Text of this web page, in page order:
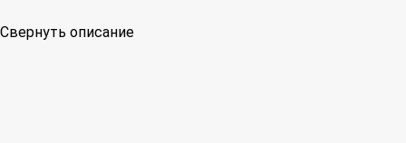
Свернуть описание